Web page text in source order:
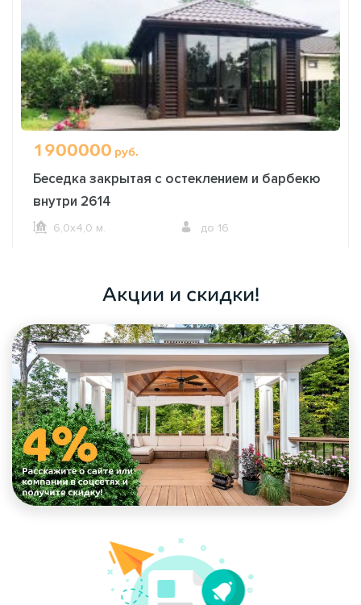
1900000 руб.
Беседка закрытая с остеклением и барбекю
внутри 2614
6,0х4,0 м. до 16
Акции и скидки!